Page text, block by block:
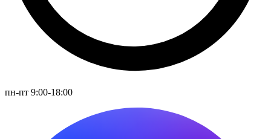
пн-пт 9:00-18:00